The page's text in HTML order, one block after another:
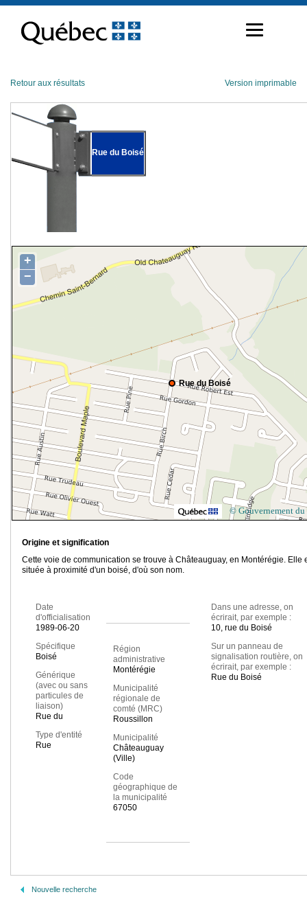
contenu
Retour aux résultats Version imprimable
Rue du Boisé
Rue du Boisé
+
−
© Gouvernement du
Origine et signification
Cette voie de communication se trouve à Châteauguay, en Montérégie. Elle
située à proximité d'un boisé, d'où son nom.
Date
d'officialisation
1989-06-20
Spécifique
Boisé
Générique
(avec ou sans
particules de
liaison)
Rue du
Type d'entité
Rue
Région
administrative
Montérégie
Municipalité
régionale de
comté (MRC)
Roussillon
Municipalité
Châteauguay
(Ville)
Code
géographique de
la municipalité
67050
Dans une adresse, on
écrirait, par exemple :
10, rue du Boisé
Sur un panneau de
signalisation routière, on
écrirait, par exemple :
Rue du Boisé
Nouvelle recherche